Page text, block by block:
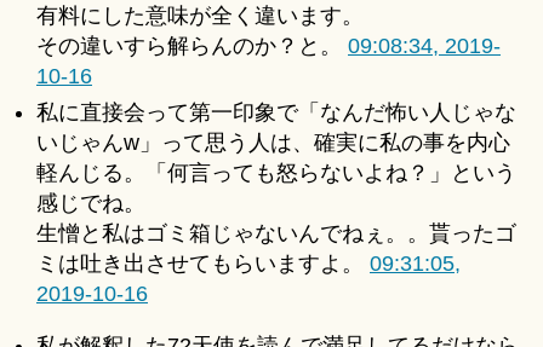
有料にした意味が全く違います。
その違いすら解らんのか？と。 09:08:34, 2019-
10-16
私に直接会って第一印象で「なんだ怖い人じゃな
いじゃんw」って思う人は、確実に私の事を内心
軽んじる。「何言っても怒らないよね？」という
感じでね。
生憎と私はゴミ箱じゃないんでねぇ。。貰ったゴ
ミは吐き出させてもらいますよ。 09:31:05,
2019-10-16